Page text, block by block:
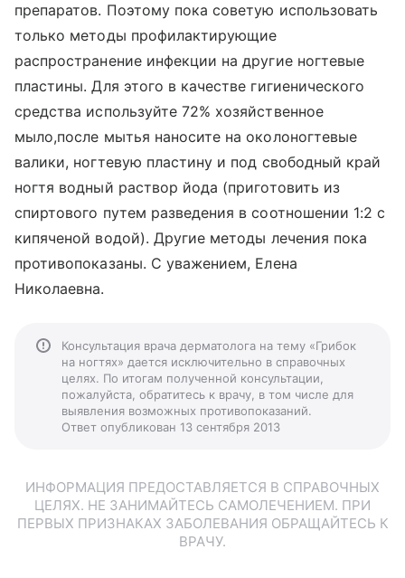
препаратов. Поэтому пока советую использовать
только методы профилактирующие
распространение инфекции на другие ногтевые
пластины. Для этого в качестве гигиенического
средства используйте 72% хозяйственное
мыло,после мытья наносите на околоногтевые
валики, ногтевую пластину и под свободный край
ногтя водный раствор йода (приготовить из
спиртового путем разведения в соотношении 1:2 с
кипяченой водой). Другие методы лечения пока
противопоказаны. С уважением, Елена
Николаевна.
Консультация врача дерматолога на тему «Грибок
на ногтях» дается исключительно в справочных
целях. По итогам полученной консультации,
пожалуйста, обратитесь к врачу, в том числе для
выявления возможных противопоказаний.
Ответ опубликован 13 сентября 2013
ИНФОРМАЦИЯ ПРЕДОСТАВЛЯЕТСЯ В СПРАВОЧНЫХ
ЦЕЛЯХ. НЕ ЗАНИМАЙТЕСЬ САМОЛЕЧЕНИЕМ. ПРИ
ПЕРВЫХ ПРИЗНАКАХ ЗАБОЛЕВАНИЯ ОБРАЩАЙТЕСЬ К
ВРАЧУ.